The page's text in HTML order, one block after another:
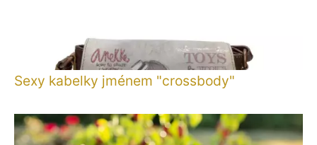
Sexy kabelky jménem "crossbody"